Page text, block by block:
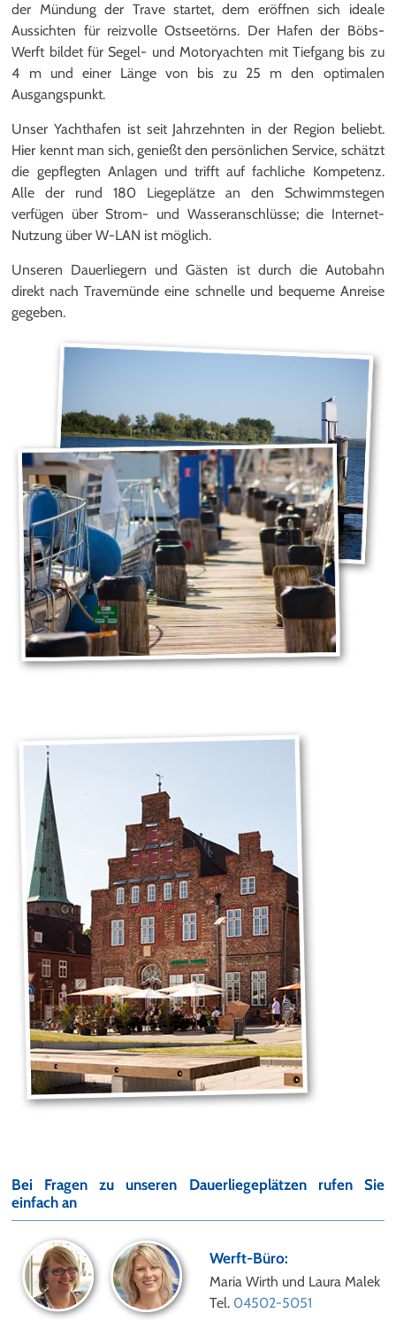
der Mündung der Trave startet, dem eröffnen sich ideale
Aussichten für reizvolle Ostseetörns. Der Hafen der Böbs-
Werft bildet für Segel- und Motoryachten mit Tiefgang bis zu
4 m und einer Länge von bis zu 25 m den optimalen
Ausgangspunkt.
Unser Yachthafen ist seit Jahrzehnten in der Region beliebt.
Hier kennt man sich, genießt den persönlichen Service, schätzt
die gepflegten Anlagen und trifft auf fachliche Kompetenz.
Alle der rund 180 Liegeplätze an den Schwimmstegen
verfügen über Strom- und Wasseranschlüsse; die Internet-
Nutzung über W-LAN ist möglich.
Unseren Dauerliegern und Gästen ist durch die Autobahn
direkt nach Travemünde eine schnelle und bequeme Anreise
gegeben.
Bei Fragen zu unseren Dauerliegeplätzen rufen Sie
einfach an
Werft-Büro:
Maria Wirth und Laura Malek
Tel. 04502-5051